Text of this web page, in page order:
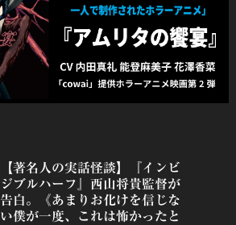
【著名人の実話怪談】『インビ
ジブルハーフ』⻄⼭将貴監督が
告白。《あまりお化けを信じな
い僕が一度、これは怖かったと